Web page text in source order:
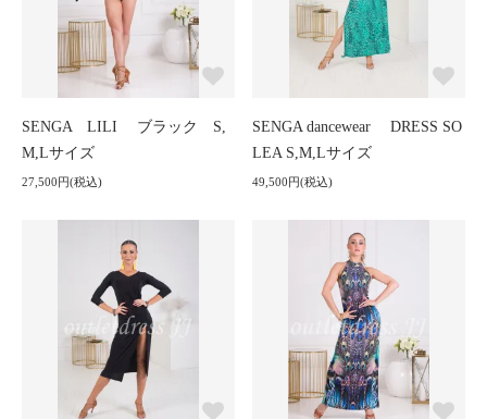
SENGA LILI ブラック S,
M,Lサイズ
27,500円(税込)
SENGA dancewear DRESS SO
LEA S,M,Lサイズ
49,500円(税込)